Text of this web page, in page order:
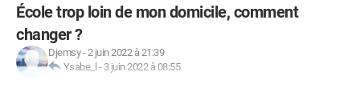
École trop loin de mon domicile, comment
changer ?
Djemsy-2 juin 2022 à 21:39
Ysabe_l - 3 juin 2022 à 08:55